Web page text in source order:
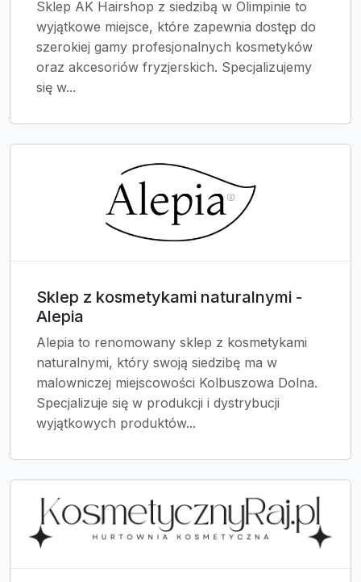
Sklep AK Hairshop z siedzibą w Olimpinie to
wyjątkowe miejsce, które zapewnia dostęp do
szerokiej gamy profesjonalnych kosmetyków
oraz akcesoriów fryzjerskich. Specjalizujemy
się w...
Sklep z kosmetykami naturalnymi -
Alepia
Alepia to renomowany sklep z kosmetykami
naturalnymi, który swoją siedzibę ma w
malowniczej miejscowości Kolbuszowa Dolna.
Specjalizuje się w produkcji i dystrybucji
wyjątkowych produktów...